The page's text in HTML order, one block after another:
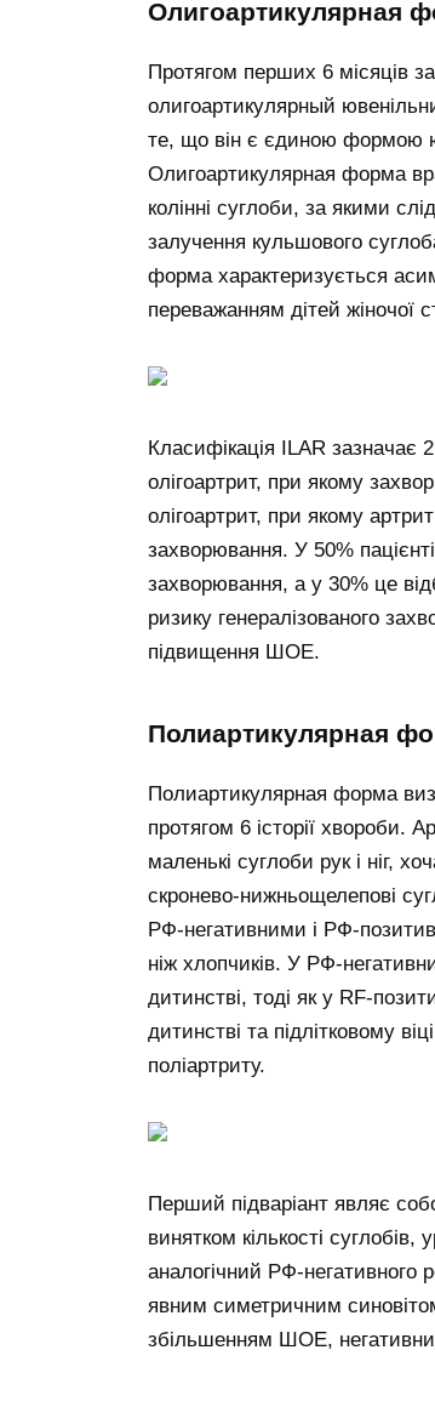
Олигоартикулярная
Протягом перших 6 місяців
олигоартикулярный
те, що він є єдиною формою
Олигоартикулярная форма
колінні суглоби, за якими
залучення кульшового
форма характеризується
переважанням дітей жіночої
Класифікація ILAR зазначає
олігоартрит, при якому
олігоартрит, при якому
захворювання. У 50%
захворювання, а у 30% це
ризику генералізованого
підвищення ШОЕ.
Полиартикулярная
Полиартикулярная форма
протягом 6 історії хвороби.
маленькі суглоби рук і ніг,
скронево-нижньощелепові
РФ-негативними і РФ-
ніж хлопчиків. У РФ-
дитинстві, тоді як у RF-
дитинстві та підлітковому
поліартриту.
Перший підваріант являє
винятком кількості
аналогічний РФ-негативного
явним симетричним
збільшенням ШОЕ,